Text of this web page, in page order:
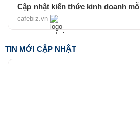
Cập nhật kiến thức kinh doanh
cafebiz.vn
TIN MỚI CẬP NHẬT